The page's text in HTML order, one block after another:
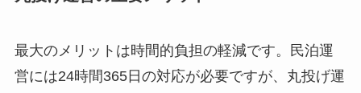
最大のメリットは時間的負担の軽減です。民泊運
営には24時間365日の対応が必要ですが、丸投げ運